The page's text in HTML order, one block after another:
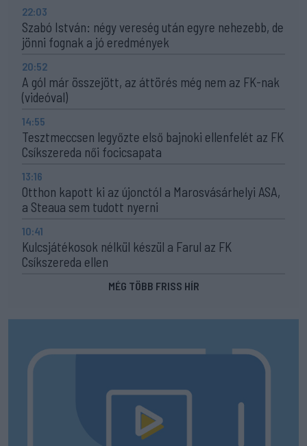
22:03
Szabó István: négy vereség után egyre nehezebb, de
jönni fognak a jó eredmények
20:52
A gól már összejött, az áttörés még nem az FK-nak
(videóval)
14:55
Tesztmeccsen legyőzte első bajnoki ellenfelét az FK
Csíkszereda női focicsapata
13:16
Otthon kapott ki az újonctól a Marosvásárhelyi ASA,
a Steaua sem tudott nyerni
10:41
Kulcsjátékosok nélkül készül a Farul az FK
Csíkszereda ellen
MÉG TÖBB FRISS HÍR